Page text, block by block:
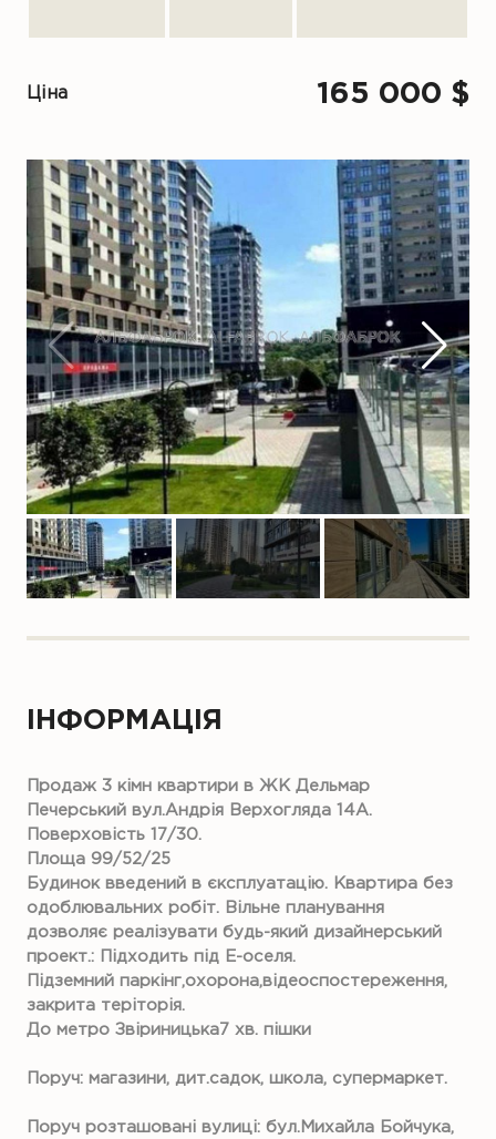
Ціна 165 000 $
ІНФОРМАЦІЯ
Продаж 3 кімн квартири в ЖК Дельмар
Печерський вул.Андрія Верхогляда 14А.
Поверховість 17/30.
Площа 99/52/25
Будинок введений в єксплуатацію. Квартира без
одоблювальних робіт. Вільне планування
дозволяє реалізувати будь-який дизайнерський
проект.: Підходить під Е-оселя.
Підземний паркінг,охорона,відеоспостереження,
закрита теріторія.
До метро Звіриницька7 хв. пішки
Поруч: магазини, дит.садок, школа, супермаркет.
Поруч розташовані вулиці: бул.Михайла Бойчука,